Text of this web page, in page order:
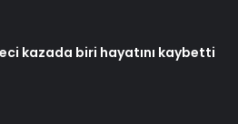
kazada biri hayatını kaybetti